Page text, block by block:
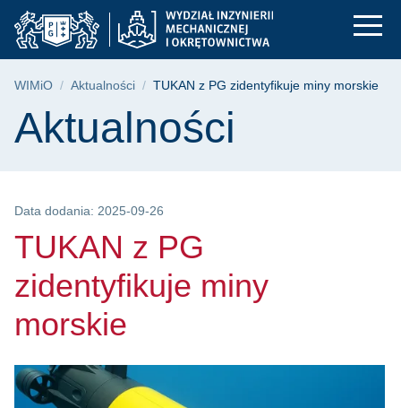
Przejdź
do
menu
Przejdź
do
wyszukiwarki
Przejdź
do
treści
TUKAN z PG
Ścieżka nawigacyjna
WIMiO Aktualności TUKAN z PG zidentyfikuje miny morskie
Treść strony
Aktualności
Data dodania: 2025-09-26
TUKAN z PG
zidentyfikuje miny
morskie